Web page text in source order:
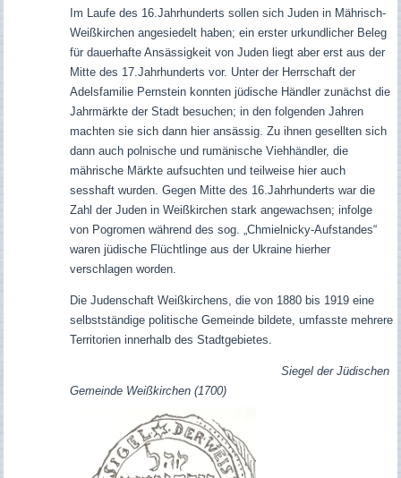
Im Laufe des 16.Jahrhunderts sollen sich Juden in Mährisch-
Weißkirchen angesiedelt haben; ein erster urkundlicher Beleg
für dauerhafte Ansässigkeit von Juden liegt aber erst aus der
Mitte des 17.Jahrhunderts vor. Unter der Herrschaft der
Adelsfamilie Pernstein konnten jüdische Händler zunächst die
Jahrmärkte der Stadt besuchen; in den folgenden Jahren
machten sie sich dann hier ansässig. Zu ihnen gesellten sich
dann auch polnische und rumänische Viehhändler, die
mährische Märkte aufsuchten und teilweise hier auch
sesshaft wurden. Gegen Mitte des 16.Jahrhunderts war die
Zahl der Juden in Weißkirchen stark angewachsen; infolge
von Pogromen während des sog. „Chmielnicky-Aufstandes“
waren jüdische Flüchtlinge aus der Ukraine hierher
verschlagen worden.
Die Judenschaft Weißkirchens, die von 1880 bis 1919 eine
selbstständige politische Gemeinde bildete, umfasste mehrere
Territorien innerhalb des Stadtgebietes.
Siegel der Jüdischen
Gemeinde Weißkirchen (1700)